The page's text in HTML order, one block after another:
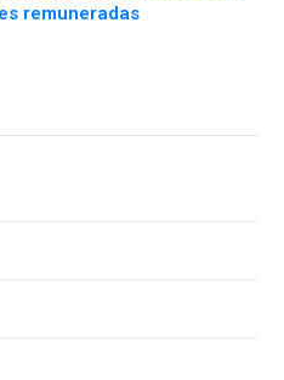
remuneradas